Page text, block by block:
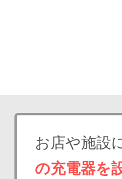
お店や施設
の充電器を